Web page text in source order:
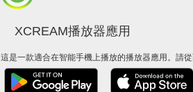
XCREAM播放器應用
這是一款適合在智能手機上播放的播放器應用。請從